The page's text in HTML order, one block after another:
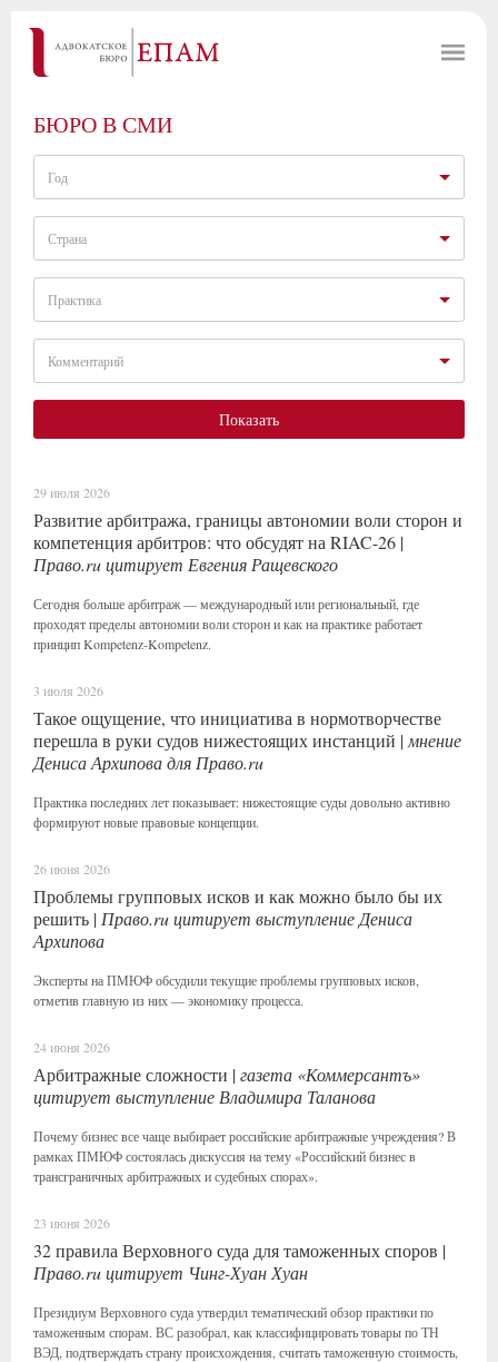
БЮРО В СМИ
Год
Страна
Практика
Комментарий
Показать
29 июля 2026
Развитие арбитража, границы автономии воли сторон и
компетенция арбитров: что обсудят на RIAC-26 |
Право.ru цитирует Евгения Ращевского
Сегодня больше арбитраж — международный или региональный, где
проходят пределы автономии воли сторон и как на практике работает
принцип Kompetenz-Kompetenz.
3 июля 2026
Такое ощущение, что инициатива в нормотворчестве
перешла в руки судов нижестоящих инстанций | мнение
Дениса Архипова для Право.ru
Практика последних лет показывает: нижестоящие суды довольно активно
формируют новые правовые концепции.
26 июня 2026
Проблемы групповых исков и как можно было бы их
решить | Право.ru цитирует выступление Дениса
Архипова
Эксперты на ПМЮФ обсудили текущие проблемы групповых исков,
отметив главную из них — экономику процесса.
24 июня 2026
Арбитражные сложности |газета «Коммерсантъ»
цитирует выступление Владимира Таланова
Почему бизнес все чаще выбирает российские арбитражные учреждения? В
рамках ПМЮФ состоялась дискуссия на тему «Российский бизнес в
трансграничных арбитражных и судебных спорах».
23 июня 2026
32 правила Верховного суда для таможенных споров |
Право.ru цитирует Чинг-Хуан Хуан
Президиум Верховного суда утвердил тематический обзор практики по
таможенным спорам. ВС разобрал, как классифицировать товары по ТН
ВЭД, подтверждать страну происхождения, считать таможенную стоимость,